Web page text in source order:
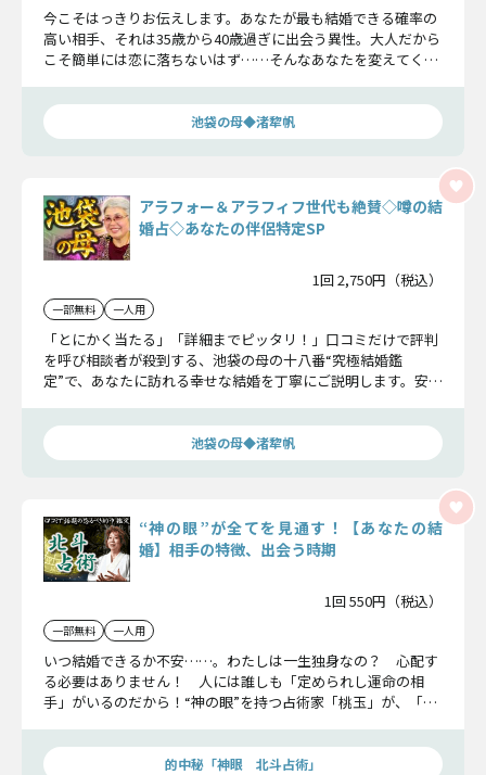
今こそはっきりお伝えします。あなたが最も結婚できる確率の
高い相手、それは35歳から40歳過ぎに出会う異性。大人だから
こそ簡単には恋に落ちないはず……そんなあなたを変えてくれ
池袋の母◆渚犂帆
アラフォー＆アラフィフ世代も絶賛◇噂の結
婚占◇あなたの伴侶特定SP
1回 2,750円（税込）
一部無料 一人用
「とにかく当たる」「詳細までピッタリ！」口コミだけで評判
を呼び相談者が殺到する、池袋の母の十八番“究極結婚鑑
定”で、あなたに訪れる幸せな結婚を丁寧にご説明します。安心
池袋の母◆渚犂帆
“神の眼”が全てを見通す！【あなたの結
婚】相手の特徴、出会う時期
1回 550円（税込）
一部無料 一人用
いつ結婚できるか不安……。わたしは一生独身なの？ 心配す
る必要はありません！ 人には誰しも「定められし運命の相
手」がいるのだから！“神の眼”を持つ占術家「桃玉」が、「あ
当てます！
的中秘「神眼 北斗占術」